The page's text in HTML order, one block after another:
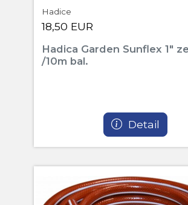
Hadice
18,50 EUR
Hadica Garden Sunflex 1"
/10m bal.
Detail